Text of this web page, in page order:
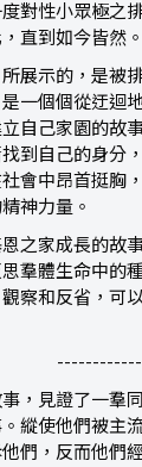
對性小眾極之
直到如今皆然。
展示的，是被
一個個從迂迴
自己家園的故
到自己的身分
會中昂首挺胸
神力量。
之家成長的故
羣體生命中的
察和反省，可
事，見證了一羣
縱使他們被主
們，反而他們